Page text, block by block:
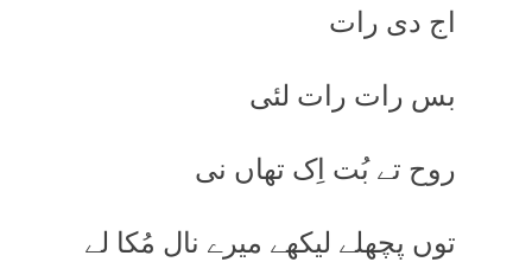
اج دی رات
بس رات رات لئی
روح تے بُت اِک تھاں نی
توں پچھلے لیکھے میرے نال مُکا لے